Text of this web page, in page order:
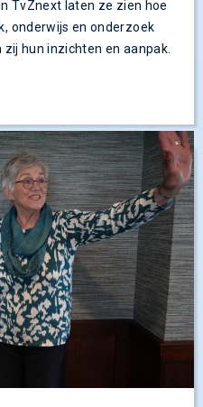
TvZnext laten ze zien hoe
onderwijs en onderzoek
hun inzichten en aanpak.